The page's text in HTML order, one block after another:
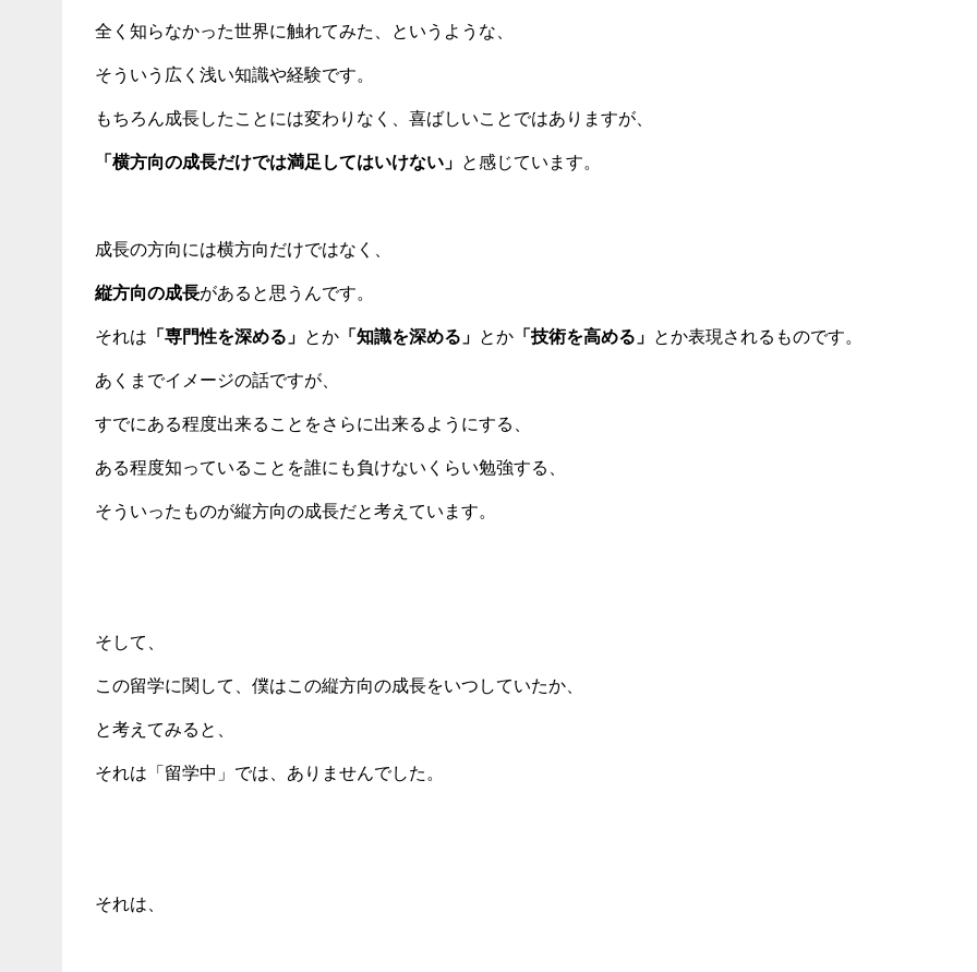
全く知らなかった世界に触れてみた、というような、
そういう広く浅い知識や経験です。
もちろん成長したことには変わりなく、喜ばしいことではありますが、
「横方向の成長だけでは満足してはいけない」 と感じています。
成長の方向には横方向だけではなく、
縦方向の成長があると思うんです。
それは 「専門性を深める」 とか 「知識を深める」 とか 「技術を高める」 とか表現されるものです。
あくまでイメージの話ですが、
すでにある程度出来ることをさらに出来るようにする、
ある程度知っていることを誰にも負けないくらい勉強する、
そういったものが縦方向の成長だと考えています。
そして、
この留学に関して、僕はこの縦方向の成長をいつしていたか、
と考えてみると、
それは「留学中」では、ありませんでした。
それは、